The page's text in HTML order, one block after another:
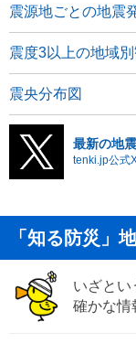
震源地ごとの地震
震度3以上の地域
震央分布図
最新の地
tenki.jp公式
「知る防災」
いざとい
確かな情